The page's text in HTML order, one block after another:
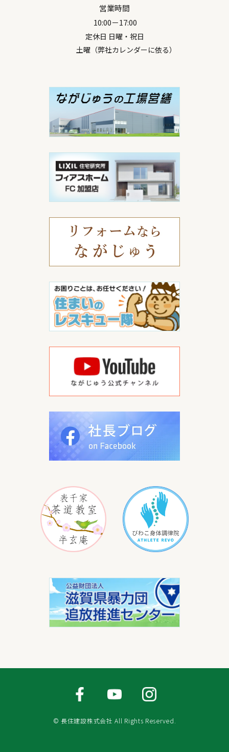
営業時間
10:00－17:00
定休日 日曜・祝日
土曜（弊社カレンダーに依る）
© 長住建設株式会社 All Rights Reserved.